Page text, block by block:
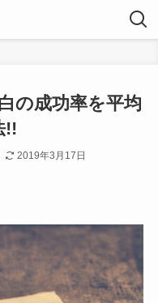
の成功率を平均
!!
2019年3月17日